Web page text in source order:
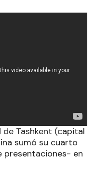
de Tashkent (capital
sumó su cuarto
presentaciones- en